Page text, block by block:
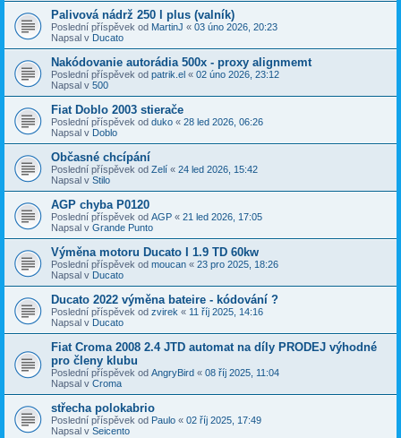
Palivová nádrž 250 l plus (valník)
Poslední příspěvek od MartinJ « 03 úno 2026, 20:23
Napsal v Ducato
Nakódovanie autorádia 500x - proxy alignmemt
Poslední příspěvek od patrik.el « 02 úno 2026, 23:12
Napsal v 500
Fiat Doblo 2003 stierače
Poslední příspěvek od duko « 28 led 2026, 06:26
Napsal v Doblo
Občasné chcípání
Poslední příspěvek od Zelí « 24 led 2026, 15:42
Napsal v Stilo
AGP chyba P0120
Poslední příspěvek od AGP « 21 led 2026, 17:05
Napsal v Grande Punto
Výměna motoru Ducato I 1.9 TD 60kw
Poslední příspěvek od moucan « 23 pro 2025, 18:26
Napsal v Ducato
Ducato 2022 výměna bateire - kódování ?
Poslední příspěvek od zvirek « 11 říj 2025, 14:16
Napsal v Ducato
Fiat Croma 2008 2.4 JTD automat na díly PRODEJ výhodné
pro členy klubu
Poslední příspěvek od AngryBird « 08 říj 2025, 11:04
Napsal v Croma
střecha polokabrio
Poslední příspěvek od Paulo « 02 říj 2025, 17:49
Napsal v Seicento